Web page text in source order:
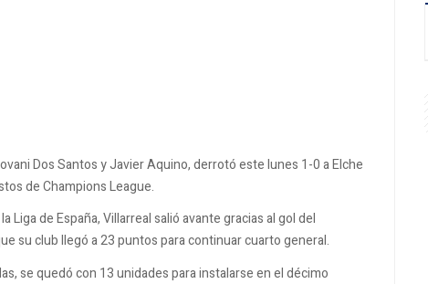
Dos Santos y Javier Aquino, derrotó este lunes 1-0 a Elche
de Champions League.
de España, Villarreal salió avante gracias al gol del
su club llegó a 23 puntos para continuar cuarto general.
se quedó con 13 unidades para instalarse en el décimo